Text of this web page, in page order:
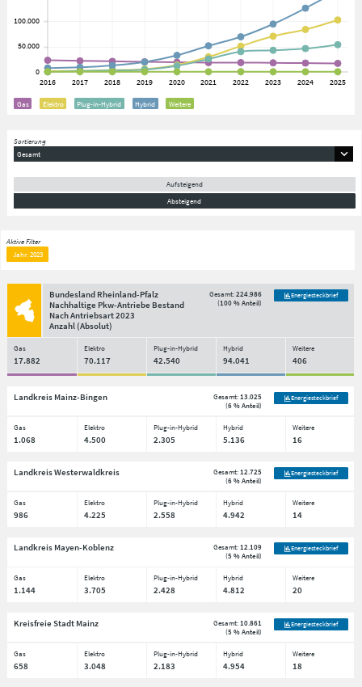
Gas Elektro Plug-in-Hybrid Hybrid Weitere
Sortierung
Gesamt
Aufsteigend
Absteigend
Aktive Filter
Jahr: 2023
Bundesland Rheinland-Pfalz
Nachhaltige Pkw-Antriebe Bestand
Nach Antriebsart2023
Anzahl(Absolut)
Gesamt:224.986
(100 % Anteil)
Energiesteckbrief
Gas Elektro Plug-in-Hybrid Hybrid Weitere
17.882 70.117 42.540 94.041 406
Landkreis Mainz-Bingen Gesamt: 13.025
(6 % Anteil)
Energiesteckbrief
Gas Elektro Plug-in-Hybrid Hybrid Weitere
1.068 4.500 2.305 5.136 16
Landkreis Westerwaldkreis Gesamt: 12.725
(6 % Anteil)
Energiesteckbrief
Gas Elektro Plug-in-Hybrid Hybrid Weitere
986 4.225 2.558 4.942 14
Landkreis Mayen-Koblenz Gesamt:12.109
(5 % Anteil)
Energiesteckbrief
Gas Elektro Plug-in-Hybrid Hybrid Weitere
1.144 3.705 2.428 4.812 20
Kreisfreie Stadt Mainz Gesamt: 10.861
(5 % Anteil)
Energiesteckbrief
Gas Elektro Plug-in-Hybrid Hybrid Weitere
658 3.048 2.183 4.954 18